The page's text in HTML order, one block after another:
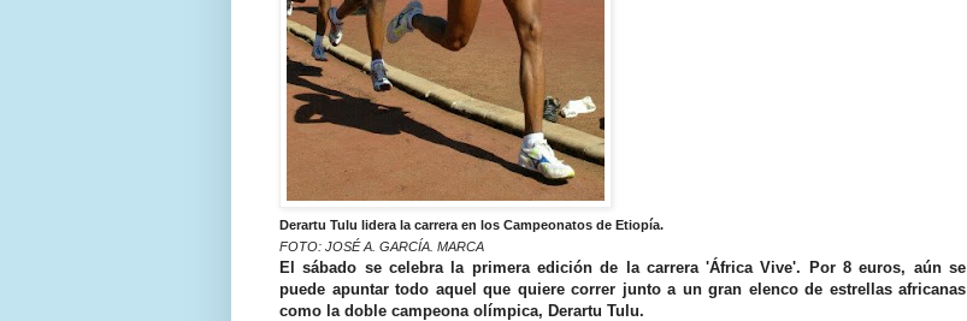
Derartu Tulu lidera la carrera en los Campeonatos de Etiopía.
FOTO: JOSÉ A. GARCÍA. MARCA
El sábado se celebra la primera edición de la carrera 'África Vive'. Por 8 euros, aún se
puede apuntar todo aquel que quiere correr junto a un gran elenco de estrellas africanas
como la doble campeona olímpica, Derartu Tulu.